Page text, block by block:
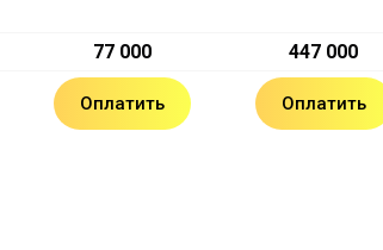
77 000 447 000
Оплатить Оплатить